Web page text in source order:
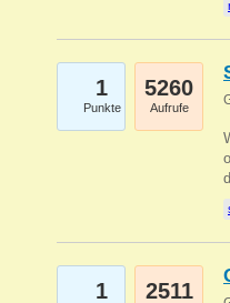
1
Punkte
5260
Aufrufe
1 2511